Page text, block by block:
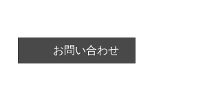
お問い合わせ